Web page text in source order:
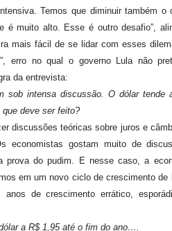
Temos que diminuir também o
é muito alto. Esse é outro desafio”,
mais fácil de se lidar com esses
erro no qual o governo Lula não
da entrevista:
sob intensa discussão. O dólar tende
deve ser feito?
discussões teóricas sobre juros e
economistas gostam muito de
prova do pudim. E nesse caso, a
em um novo ciclo de crescimento de
de crescimento errático,
a R$ 1,95 até o fim do ano….